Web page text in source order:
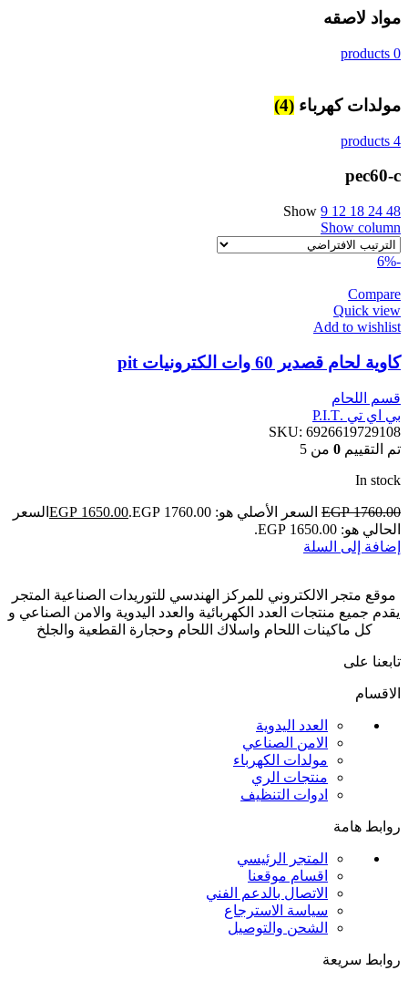
مواد لاصقه
0 products
مولدات كهرباء (4)
4 products
pec60-c
Show 9 12 18 24 48
Show column
-6%
Compare
Quick view
Add to wishlist
كاوية لحام قصدير 60 وات الكترونيات pit
قسم اللحام
بي اي تي .P.I.T
SKU: 6926619729108
تم التقييم 0 من 5
In stock
EGP1760.00 السعر الأصلي هو: EGP 1760.00. EGP 1650.00
السعر
الحالي هو: EGP 1650.00.
إضافة إلى السلة
موقع متجر الالكتروني للمركز الهندسي للتوريدات الصناعية المتجر
يقدم جميع منتجات العدد الكهربائية والعدد اليدوية والامن الصناعي و
كل ماكينات اللحام واسلاك اللحام وحجارة القطعية والجلخ
تابعنا على
الاقسام
العدد اليدوية
الامن الصناعي
مولدات الكهرباء
منتجات الري
ادوات التنظيف
روابط هامة
المتجر الرئيسي
اقسام موقعنا
الاتصال بالدعم الفني
سياسة الاسترجاع
الشحن والتوصيل
روابط سريعة